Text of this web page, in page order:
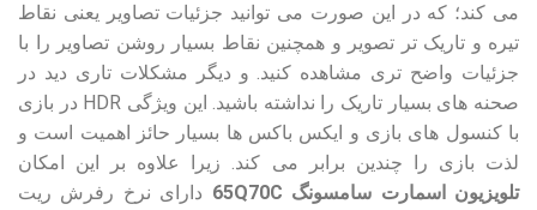
می کند؛ که در این صورت می توانید جزئیات تصاویر یعنی نقاط
تیره و تاریک تر تصویر و همچنین نقاط بسیار روشن تصاویر را با
جزئیات واضح تری مشاهده کنید. و دیگر مشکلات تاری دید در
صحنه های بسیار تاریک را نداشته باشید. این ویژگی HDR در بازی
با کنسول های بازی و ایکس باکس ها بسیار حائز اهمیت است و
لذت بازی را چندین برابر می کند. زیرا علاوه بر این امکان
تلویزیون اسمارت سامسونگ 65Q70C
دارای نرخ رفرش ریت